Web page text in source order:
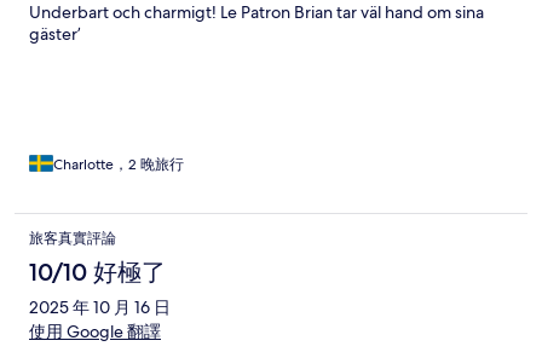
Underbart och charmigt! Le Patron Brian tar väl hand om sina
gäster’
Charlotte，2 晚旅行
旅客真實評論
10/10 好極了
2025 年 10 月 16 日
使用 Google 翻譯